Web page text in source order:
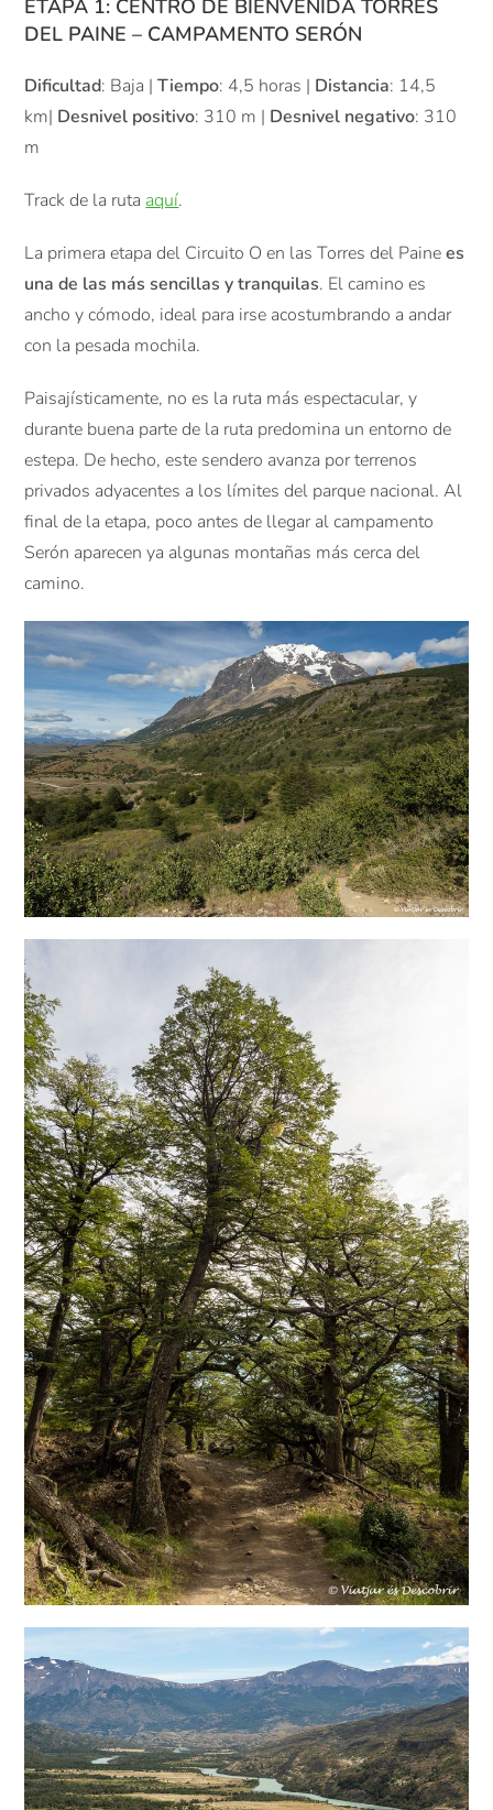
ETAPA 1: CENTRO DE BIENVENIDA TORRES
DEL PAINE – CAMPAMENTO SERÓN
Dificultad: Baja |Tiempo: 4,5 horas | Distancia: 14,5
km| Desnivel positivo: 310 m | Desnivel negativo: 310
m
Track de la ruta aquí.
La primera etapa del Circuito O en las Torres del Painees
una de las más sencillas y tranquilas. El camino es
ancho y cómodo, ideal para irse acostumbrando a andar
con la pesada mochila.
Paisajísticamente, no es la ruta más espectacular, y
durante buena parte de la ruta predomina un entorno de
estepa. De hecho, este sendero avanza por terrenos
privados adyacentes a los límites del parque nacional. Al
final de la etapa, poco antes de llegar al campamento
Serón aparecen ya algunas montañas más cerca del
camino.